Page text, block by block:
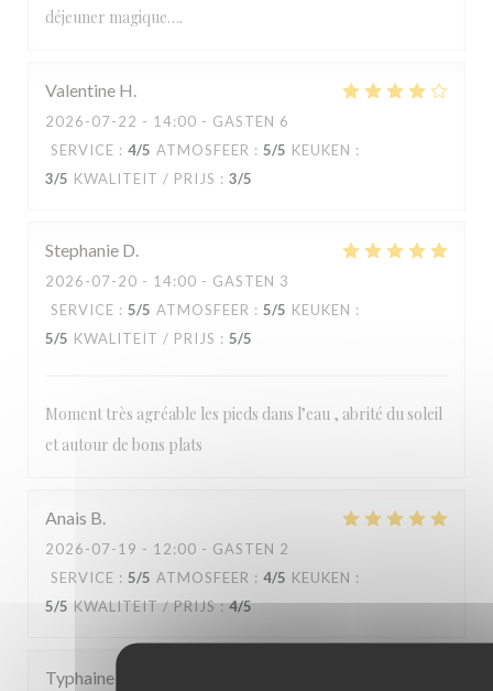
déjeuner magique….
Valentine H
2026-07-22 - 14:00 - GASTEN 6
SERVICE : 4/5 ATMOSFEER : 5/5 KEUKEN :
3/5 KWALITEIT / PRIJS : 3/5
Stephanie D
2026-07-20 - 14:00 - GASTEN 3
SERVICE : 5/5 ATMOSFEER : 5/5 KEUKEN :
5/5 KWALITEIT / PRIJS : 5/5
Moment très agréable les pieds dans l’eau , abrité du soleil
et autour de bons plats
Anais B
2026-07-19 - 12:00 - GASTEN 2
SERVICE : 5/5 ATMOSFEER : 4/5 KEUKEN :
5/5 KWALITEIT / PRIJS: 4/5
Typhaine